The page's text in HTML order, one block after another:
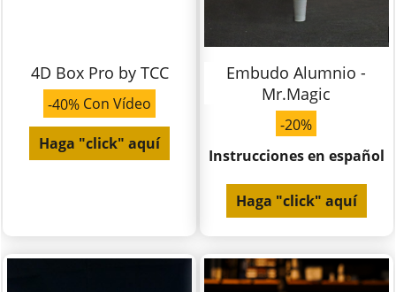
4D Box Pro by TCC
-40% Con Vídeo
Haga "click" aquí
Embudo Alumnio -
Mr.Magic
-20%
Instrucciones en español
Haga "click" aquí